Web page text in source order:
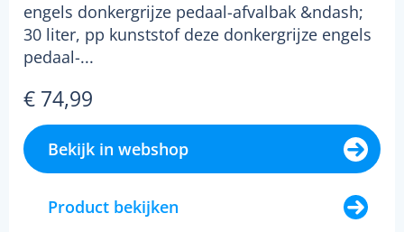
engels donkergrijze pedaal-afvalbak &ndash;
30 liter, pp kunststof deze donkergrijze engels
pedaal-...
€ 74,99
Bekijk in webshop
Product bekijken